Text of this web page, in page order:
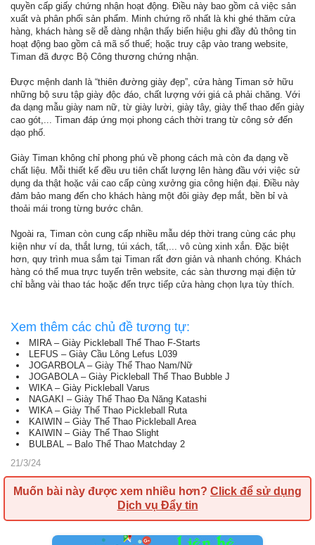
quyền cấp giấy chứng nhận hoạt động. Điều này bao gồm cả việc sản
xuất và phân phối sản phẩm. Minh chứng rõ nhất là khi ghé thăm cửa
hàng, khách hàng sẽ dễ dàng nhận thấy biển hiệu ghi đầy đủ thông tin
hoạt động bao gồm cả mã số thuế; hoặc truy cập vào trang website,
Timan đã được Bộ Công thương chứng nhận.
Được mệnh danh là “thiên đường giày đẹp”, cửa hàng Timan sở hữu
những bộ sưu tập giày độc đáo, chất lượng với giá cả phải chăng. Với
đa dạng mẫu giày nam nữ, từ giày lười, giày tây, giày thể thao đến giày
cao gót,... Timan đáp ứng mọi phong cách thời trang từ công sở đến
dạo phố.
Giày Timan không chỉ phong phú về phong cách mà còn đa dạng về
chất liệu. Mỗi thiết kế đều ưu tiên chất lượng lên hàng đầu với việc sử
dụng da thật hoặc vải cao cấp cùng xưởng gia công hiện đại. Điều này
đảm bảo mang đến cho khách hàng một đôi giày đẹp mắt, bền bỉ và
thoải mái trong từng bước chân.
Ngoài ra, Timan còn cung cấp nhiều mẫu dép thời trang cùng các phụ
kiện như ví da, thắt lưng, túi xách, tất,... vô cùng xinh xắn. Đặc biệt
hơn, quy trình mua sắm tại Timan rất đơn giản và nhanh chóng. Khách
hàng có thể mua trực tuyến trên website, các sàn thương mại điện tử
chỉ bằng vài thao tác hoặc đến trực tiếp cửa hàng chọn lựa tùy thích.
Xem thêm các chủ đề tương tự:
MIRA – Giày Pickleball Thể Thao F-Starts
LEFUS – Giày Cầu Lông Lefus L039
JOGARBOLA – Giày Thể Thao Nam/Nữ
JOGABOLA – Giày Pickleball Thể Thao Bubble J
WIKA – Giày Pickleball Varus
NAGAKI – Giày Thể Thao Đa Năng Katashi
WIKA – Giày Thể Thao Pickleball Ruta
KAIWIN – Giày Thể Thao Pickleball Area
KAIWIN – Giày Thể Thao Slight
BULBAL – Balo Thể Thao Matchday 2
21/3/24
Muốn bài này được xem nhiều hơn? Click để sử dụng
Dịch vụ Đẩy tin